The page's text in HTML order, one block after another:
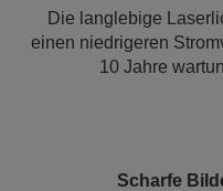
Die langlebige
einen niedrigeren
10 Jahre
Scharfe